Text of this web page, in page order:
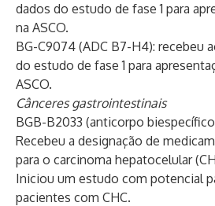
dados do estudo de fase 1 para
na ASCO.
BG-C9074 (ADC B7-H4): recebeu
do estudo de fase 1 para
ASCO.
Cânceres gastrointestinais
BGB-B2033 (anticorpo biespecífico
Recebeu a designação de
para o carcinoma hepatocelular
Iniciou um estudo com potencial
pacientes com CHC.